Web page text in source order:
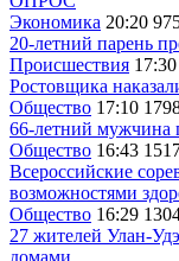
Экономика 20:20
20-летний парень
Происшествия 17:30
Ростовщика
Общество 17:10
66-летний мужчина
Общество 16:43
Всероссийские
возможностями
Общество 16:29
27 жителей Улан-
домами